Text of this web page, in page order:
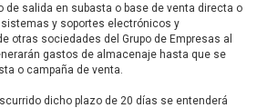
de salida en subasta o base de venta directa o
y soportes electrónicos y
otras sociedades del Grupo de Empresas al
gastos de almacenaje hasta que se
o campaña de venta.
dicho plazo de 20 días se entenderá